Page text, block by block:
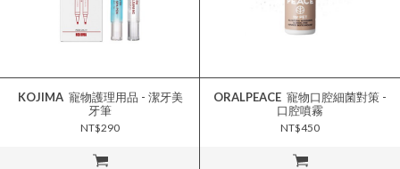
立即購買
KOJIMA寵物護理用品 - 潔牙美
牙筆
NT$290
立即購買
ORALPEACE
口腔噴霧
NT$450